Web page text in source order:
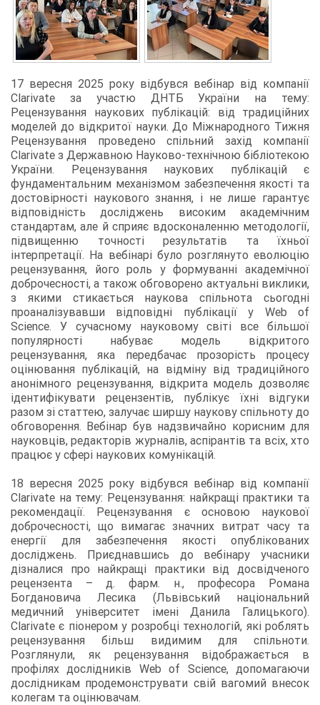
17 вересня 2025 року відбувся вебінар від компанії
Clarivate за участю ДНТБ України на тему:
Рецензування наукових публікацій: від традиційних
моделей до відкритої науки. До Міжнародного Тижня
Рецензування проведено спільний захід компанії
Clarivate з Державною Науково-технічною бібліотекою
України. Рецензування наукових публікацій є
фундаментальним механізмом забезпечення якості та
достовірності наукового знання, і не лише гарантує
відповідність досліджень високим академічним
стандартам, але й сприяє вдосконаленню методології,
підвищенню точності результатів та їхньої
інтерпретації. На вебінарі було розглянуто еволюцію
рецензування, його роль у формуванні академічної
доброчесності, а також обговорено актуальні виклики,
з якими стикається наукова спільнота сьогодні
проаналізувавши відповідні публікації у Web of
Science. У сучасному науковому світі все більшої
популярності набуває модель відкритого
рецензування, яка передбачає прозорість процесу
оцінювання публікацій, на відміну від традиційного
анонімного рецензування, відкрита модель дозволяє
ідентифікувати рецензентів, публікує їхні відгуки
разом зі статтею, залучає ширшу наукову спільноту до
обговорення. Вебінар був надзвичайно корисним для
науковців, редакторів журналів, аспірантів та всіх, хто
працює у сфері наукових комунікацій.
18 вересня 2025 року відбувся вебінар від компанії
Clarivate на тему: Рецензування: найкращі практики та
рекомендації. Рецензування є основою наукової
доброчесності, що вимагає значних витрат часу та
енергії для забезпечення якості опублікованих
досліджень. Приєднавшись до вебінару учасники
дізналися про найкращі практики від досвідченого
рецензента – д. фарм. н., професора Романа
Богдановича Лесика (Львівський національний
медичний університет імені Данила Галицького).
Clarivate є піонером у розробці технологій, які роблять
рецензування більш видимим для спільноти.
Розглянули, як рецензування відображається в
профілях дослідників Web of Science, допомагаючи
дослідникам продемонструвати свій вагомий внесок
колегам та оцінювачам.